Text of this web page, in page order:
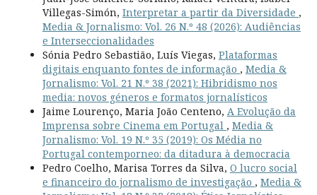
Villegas-Simón, Interpretar a partir da Diversidade ,
Media & Jornalismo: Vol. 26 N.º 48 (2026): Audiências
e Interseccionalidades
Sónia Pedro Sebastião, Luís Viegas, Plataformas
digitais enquanto fontes de informação , Media &
Jornalismo: Vol. 21 N.º 38 (2021): Hibridismo nos
media: novos géneros e formatos jornalísticos
Jaime Lourenço, Maria João Centeno, A Evolução da
Imprensa sobre Cinema em Portugal , Media &
Jornalismo: Vol. 19 N.º 35 (2019): Os Média no
Portugal contemporneo: da ditadura à democracia
Pedro Coelho, Marisa Torres da Silva, O lucro social
e financeiro do jornalismo de investigação , Media &